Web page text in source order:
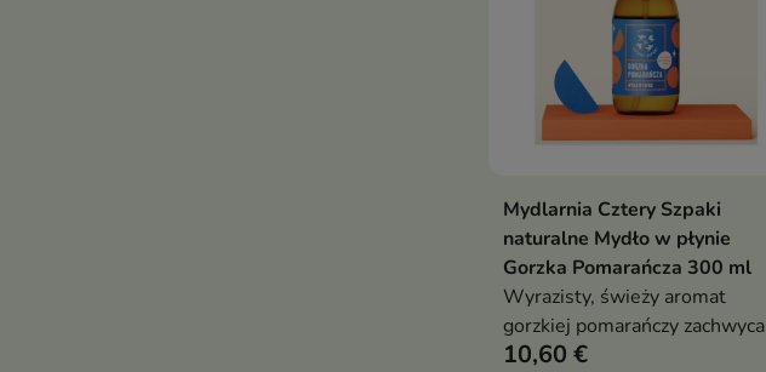
Dodaj do koszyka
Mydlarnia Cztery Szpaki
naturalne Mydło w płynie
Gorzka Pomarańcza 300 ml
Wyrazisty, świeży aromat
gorzkiej pomarańczy zachwyca
lekkością i elegancją.
10,60 €